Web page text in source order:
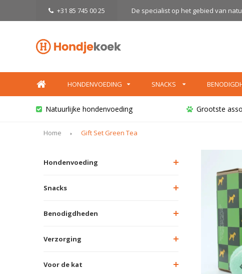
+31 85 745 00 25 De specialist op het gebied van
HONDENVOEDING SNACKS
Natuurlijke hondenvoeding Grootste
Home Gift Set Green Tea
Hondenvoeding
Snacks
Benodigdheden
Verzorging
Voor de kat